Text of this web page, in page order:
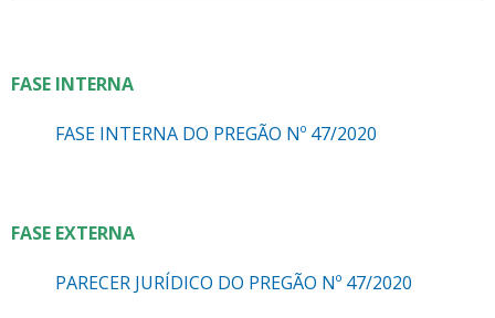
FASE INTERNA
FASE INTERNA DO PREGÃO Nº 47/2020
FASE EXTERNA
PARECER JURÍDICO DO PREGÃO Nº 47/2020